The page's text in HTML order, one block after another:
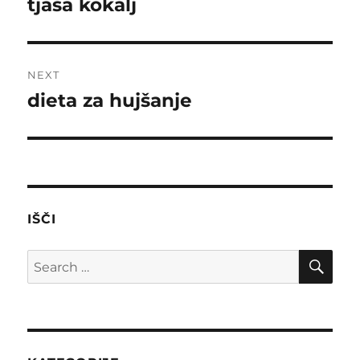
Previous
tjaša kokalj
NEXT
Next
dieta za hujšanje
IŠČI
Search
for: